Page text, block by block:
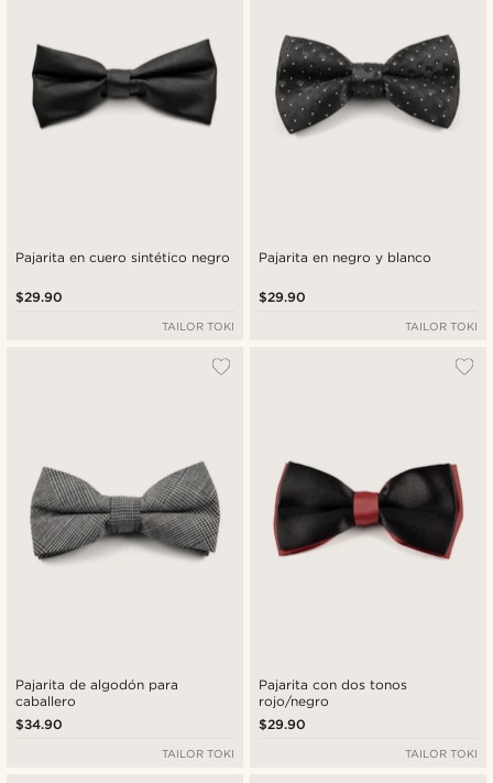
Pajarita en cuero sintético negro
$29.90
TAILOR TOKI
Pajarita en negro y blanco
$29.90
TAILOR TOKI
Pajarita de algodón para
caballero
$34.90
TAILOR TOKI
Pajarita con dos tonos
rojo/negro
$29.90
TAILOR TOKI